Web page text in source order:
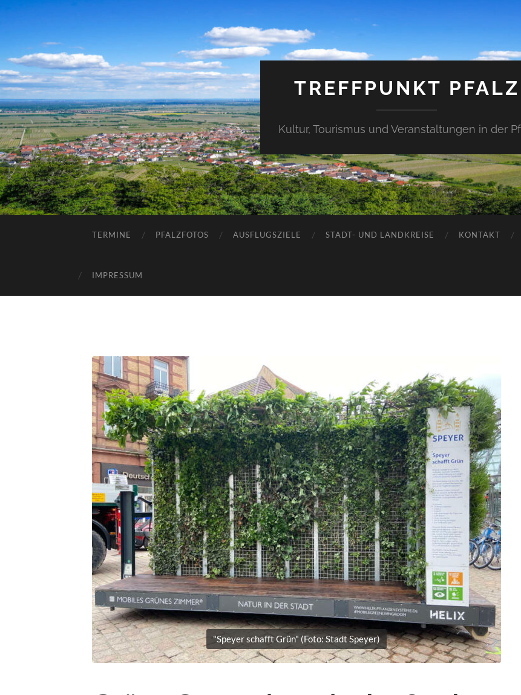
TREFFPUNKT PFALZ
Kultur, Tourismus und Veranstaltungen in der
TERMINE PFALZFOTOS AUSFLUGSZIELE STADT- UND LANDKREISE KONTAKT
IMPRESSUM
"Speyer schafft Grün" (Foto: Stadt Speyer)